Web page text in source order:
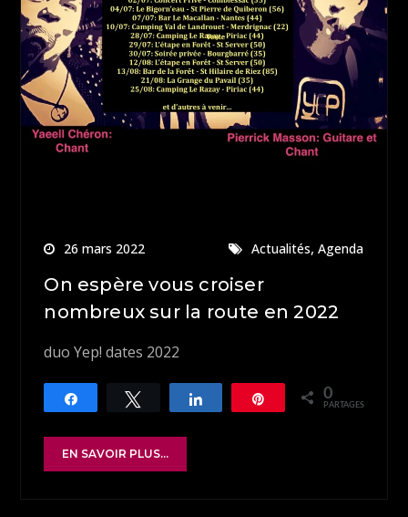
26 mars 2022 Actualités,Agenda
On espère vous croiser
nombreux sur la route en 2022
duo Yep! dates 2022
Partagez Tweetez Partagez Épingle 0
PARTAGES
EN SAVOIR PLUS...